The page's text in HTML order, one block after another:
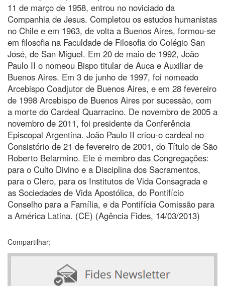
11 de março de 1958, entrou no noviciado da
Companhia de Jesus. Completou os estudos humanistas
no Chile e em 1963, de volta a Buenos Aires, formou-se
em filosofia na Faculdade de Filosofia do Colégio San
José, de San Miguel. Em 20 de maio de 1992, João
Paulo II o nomeou Bispo titular de Auca e Auxiliar de
Buenos Aires. Em 3 de junho de 1997, foi nomeado
Arcebispo Coadjutor de Buenos Aires, e em 28 fevereiro
de 1998 Arcebispo de Buenos Aires por sucessão, com
a morte do Cardeal Quarracino. De novembro de 2005 a
novembro de 2011, foi presidente da Conferência
Episcopal Argentina. João Paulo II criou-o cardeal no
Consistório de 21 de fevereiro de 2001, do Título de São
Roberto Belarmino. Ele é membro das Congregações:
para o Culto Divino e a Disciplina dos Sacramentos,
para o Clero, para os Institutos de Vida Consagrada e
as Sociedades de Vida Apostólica, do Pontifício
Conselho para a Família, e da Pontifícia Comissão para
a América Latina. (CE) (Agência Fides, 14/03/2013)
Compartilhar: